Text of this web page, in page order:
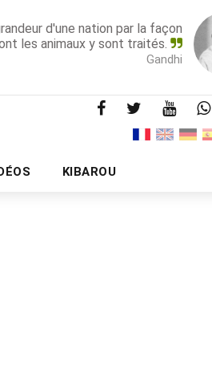
d'une nation par la façon
les animaux y sont traités.
Gandhi
KIBAROU